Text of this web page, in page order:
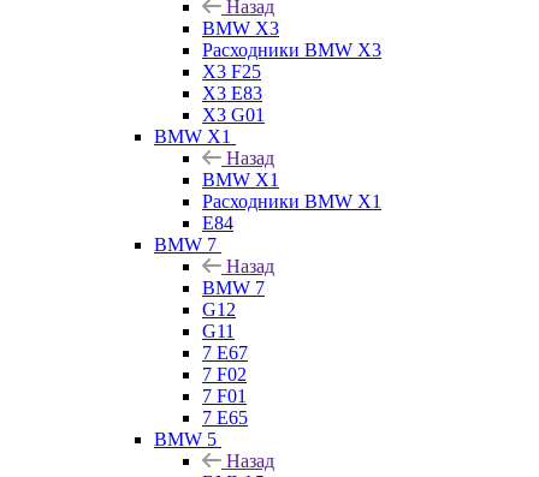
Назад
BMW X3
Расходники BMW X3
X3 F25
X3 E83
X3 G01
BMW X1
Назад
BMW X1
Расходники BMW X1
E84
BMW 7
Назад
BMW 7
G12
G11
7 Е67
7 F02
7 F01
7 E65
BMW 5
Назад